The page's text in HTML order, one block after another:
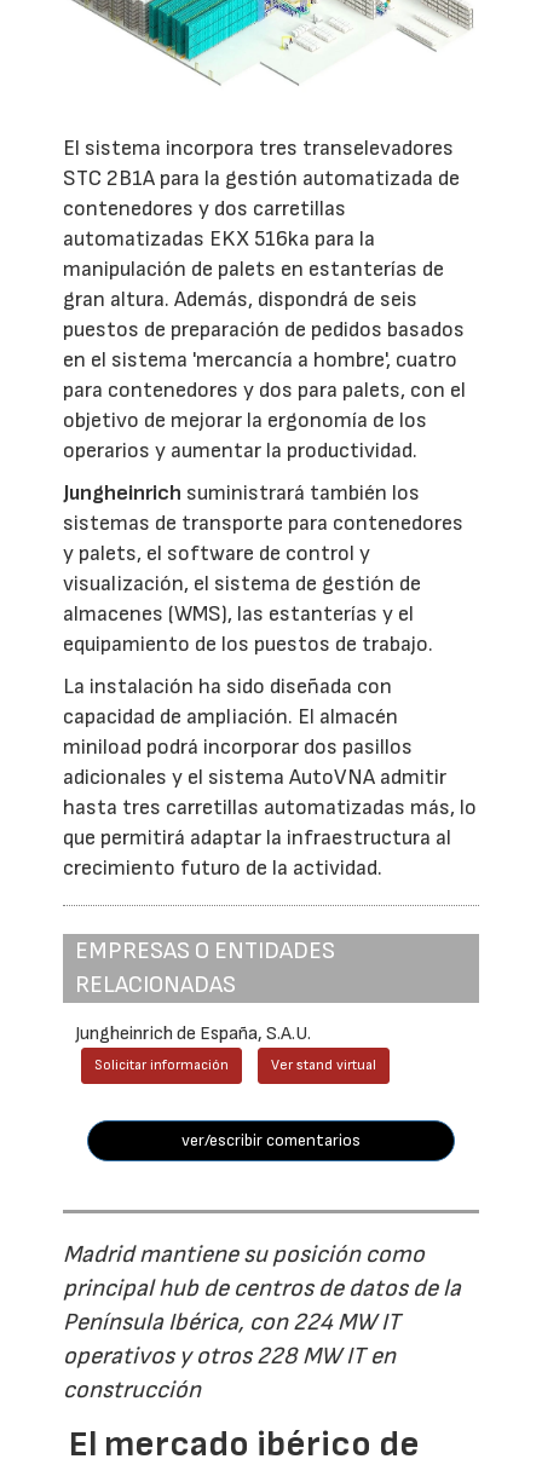
El sistema incorpora tres transelevadores
STC 2B1A para la gestión automatizada de
contenedores y dos carretillas
automatizadas EKX 516ka para la
manipulación de palets en estanterías de
gran altura. Además, dispondrá de seis
puestos de preparación de pedidos basados
en el sistema 'mercancía a hombre', cuatro
para contenedores y dos para palets, con el
objetivo de mejorar la ergonomía de los
operarios y aumentar la productividad.
Jungheinrich suministrará también los
sistemas de transporte para contenedores
y palets, el software de control y
visualización, el sistema de gestión de
almacenes (WMS), las estanterías y el
equipamiento de los puestos de trabajo.
La instalación ha sido diseñada con
capacidad de ampliación. El almacén
miniload podrá incorporar dos pasillos
adicionales y el sistema AutoVNA admitir
hasta tres carretillas automatizadas más, lo
que permitirá adaptar la infraestructura al
crecimiento futuro de la actividad.
EMPRESAS O ENTIDADES
RELACIONADAS
Jungheinrich de España, S.A.U.
Solicitar información Ver stand virtual
ver/escribir comentarios
Madrid mantiene su posición como
principal hub de centros de datos de la
Península Ibérica, con 224 MW IT
operativos y otros 228 MW IT en
construcción
El mercado ibérico de